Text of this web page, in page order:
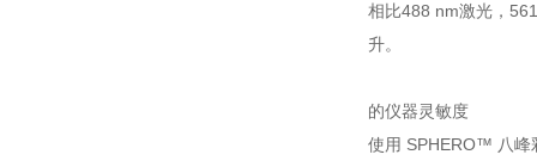
相比488 nm激光，
升。
的仪器灵敏度
使用 SPHERO™ 八峰